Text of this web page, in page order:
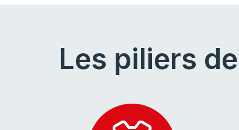
Les piliers